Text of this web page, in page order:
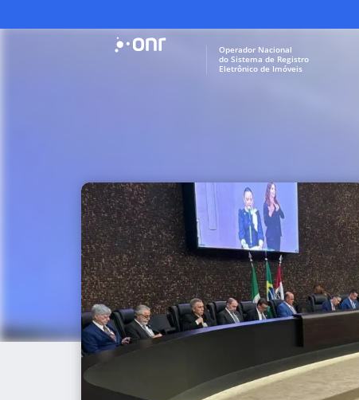
Operador Nacional
do Sistema de Registro
Eletrônico de Imóveis